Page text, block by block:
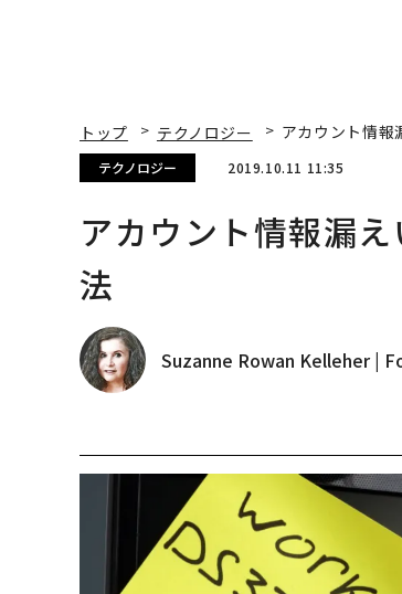
トップ テクノロジー アカウント情報
テクノロジー 2019.10.11 11:35
アカウント情報漏
法
Suzanne Rowan Kelleher |